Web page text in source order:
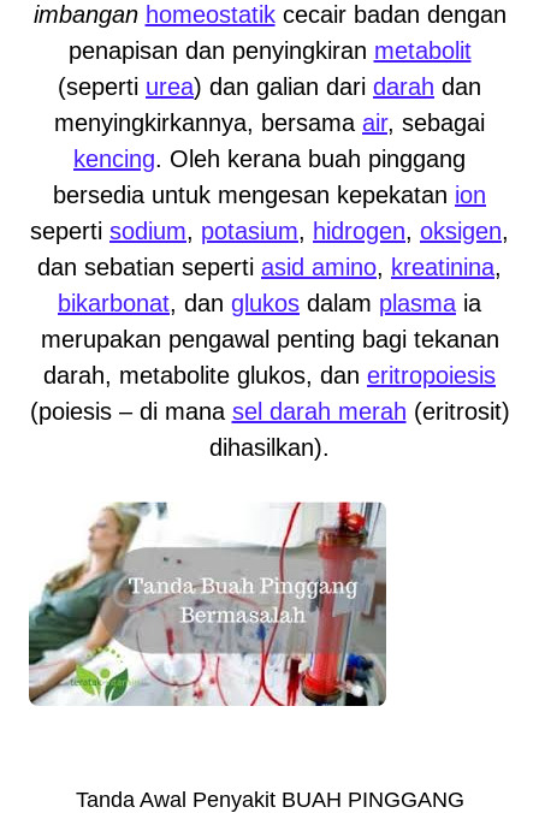
imbangan homeostatikcecair badan dengan
penapisan dan penyingkiran metabolit
(seperti urea) dan galian dari darah dan
menyingkirkannya, bersama air, sebagai
kencing. Oleh kerana buah pinggang
bersedia untuk mengesan kepekatan ion
seperti sodium, potasium, hidrogen, oksigen,
dan sebatian seperti asid amino, kreatinina,
bikarbonat, dan glukos dalam plasma ia
merupakan pengawal penting bagi tekanan
darah, metabolite glukos, dan eritropoiesis
(poiesis – di mana sel darah merah (eritrosit)
dihasilkan).
Tanda Awal Penyakit BUAH PINGGANG